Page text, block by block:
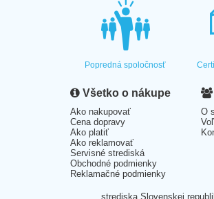
Popredná spoločnosť
Všetko o nákupe
Ako nakupovať
Cena dopravy
Ako platiť
Ako reklamovať
Servisné strediská
Obchodné podmienky
Reklamačné podmienky
O
strediska Slovenskej